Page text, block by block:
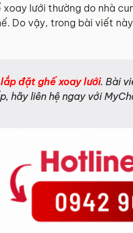
lưới thường do nhà
Do vậy, trong bài viết
đặt ghế xoay lưới. Bài
hãy liên hệ ngay với